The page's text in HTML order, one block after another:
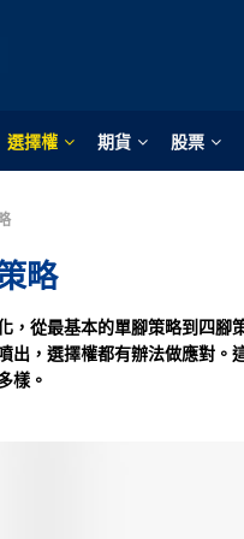
選擇權 期貨 股票
略
，從最基本的單腳策略到四
出，選擇權都有辦法做應對
樣。